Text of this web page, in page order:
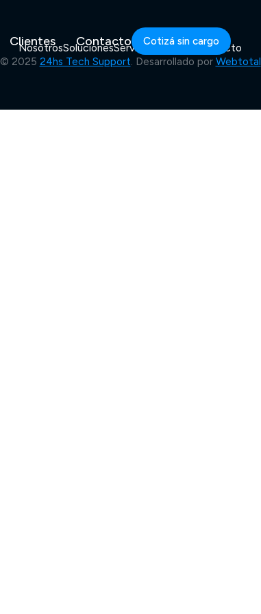
Clientes Contacto Cotizá sin cargo
NosotrosSolucionesServiciosClientesContacto
© 2025 24hs Tech Support. Desarrollado por Webtotal